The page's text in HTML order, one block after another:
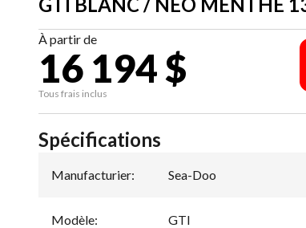
À partir de
16 194 $
Tous frais inclus
Spécifications
Manufacturier: Sea-Doo
Modèle: GTI